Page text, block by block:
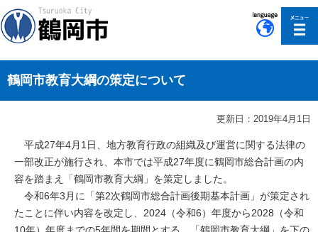
鶴岡市教育大綱の策定について
更新日：2019年4月1日
平成27年4月1日、地方教育行政の組織及び運営に関する法律の
一部改正が施行され、本市では平成27年度に鶴岡市総合計画の内
容を踏まえ「鶴岡市教育大綱」を策定しました。
令和6年3月に「第2次鶴岡市総合計画後期基本計画」が策定され
たことに伴い内容を改定し、2024（令和6）年度から2028（令和